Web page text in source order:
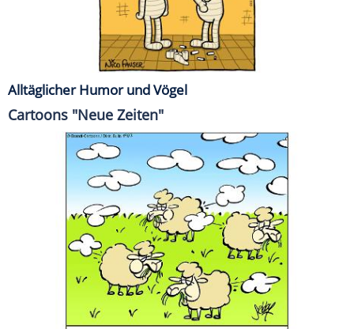
Alltäglicher Humor und Vögel
Cartoons "Neue Zeiten"